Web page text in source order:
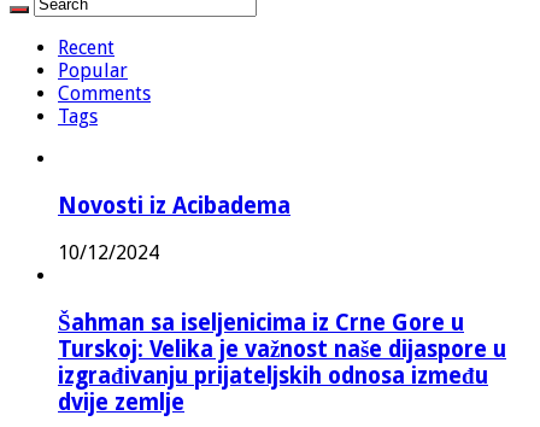
Recent
Popular
Comments
Tags
Novosti iz Acibadema
10/12/2024
Šahman sa iseljenicima iz Crne Gore u
Turskoj: Velika je važnost naše dijaspore u
izgrađivanju prijateljskih odnosa između
dvije zemlje